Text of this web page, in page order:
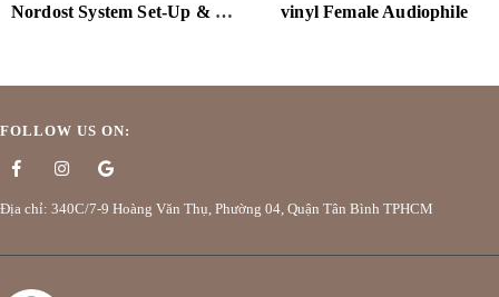
Nordost System Set-Up & Tuning Disc (2xCD) vinyl Female Audiophile
FOLLOW US ON:
Địa chỉ: 340C/7-9 Hoàng Văn Thụ, Phường 04, Quận Tân Bình TPHCM